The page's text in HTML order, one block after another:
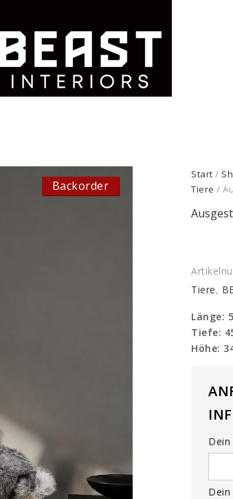
Backorder
Start /
Tiere /
Tiere,
Länge:
Tiefe:
Höhe: